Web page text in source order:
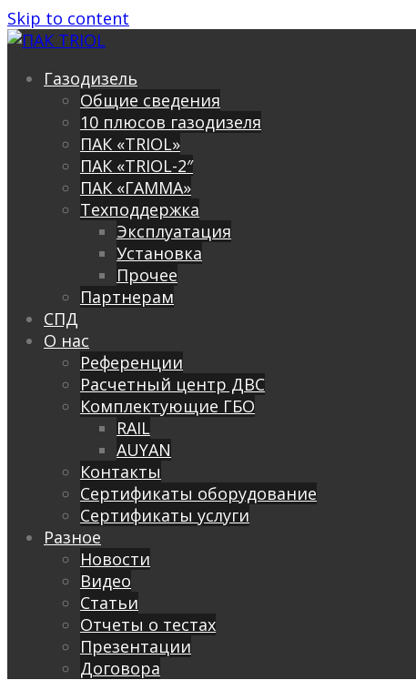
Skip to content
Газодизель
Общие сведения
10 плюсов газодизеля
ПАК «TRIOL»
ПАК «TRIOL-2″
ПАК «ГАММА»
Техподдержка
Эксплуатация
Установка
Прочее
Партнерам
СПД
О нас
Референции
Расчетный центр ДВС
Комплектующие ГБО
RAIL
AUYAN
Контакты
Сертификаты оборудование
Сертификаты услуги
Разное
Новости
Видео
Cтатьи
Отчеты о тестах
Презентации
Договора